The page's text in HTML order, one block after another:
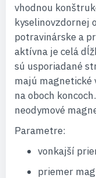
vhodnou
kyselinovzdornej
potravinárske a
aktívna je celá
sú usporiadané
majú magnetické
na oboch
neodymové
Parametre:
vonkajší
priemer